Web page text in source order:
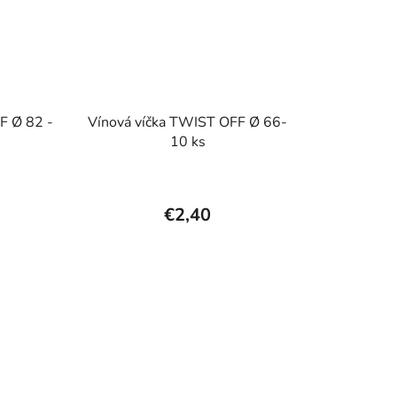
Ø 82 -
Vínová víčka TWIST OFF Ø 66-
10 ks
€2,40